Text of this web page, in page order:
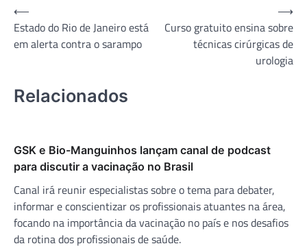
Navegação
de
Post
⟵
Estado do Rio de Janeiro está
em alerta contra o sarampo
Curso gratuito ensina sobre
técnicas cirúrgicas de
urologia
⟶
Relacionados
GSK e Bio-Manguinhos lançam canal de podcast
para discutir a vacinação no Brasil
Canal irá reunir especialistas sobre o tema para debater,
informar e conscientizar os profissionais atuantes na área,
focando na importância da vacinação no país e nos desafios
da rotina dos profissionais de saúde.